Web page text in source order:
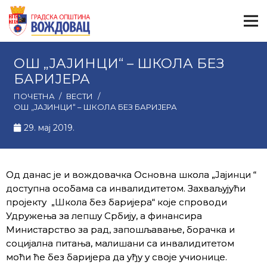
ОШ „ЈАЈИНЦИ“ – ШКОЛА БЕЗ
БАРИЈЕРА
ПОЧЕТНА / ВЕСТИ
/
ОШ „ЈАЈИНЦИ“ – ШКОЛА БЕЗ БАРИЈЕРА
29. мај 2019.
Од данас је и вождовачка Основна школа „Јајинци “
доступна особама са инвалидитетом. Захваљујући
пројекту „Школа без баријера“ које спроводи
Удружења за лепшу Србију, а финансира
Министарство за рад, запошљавање, борачка и
социјална питања, малишани са инвалидитетом
моћи ће без баријера да уђу у своје учионице.